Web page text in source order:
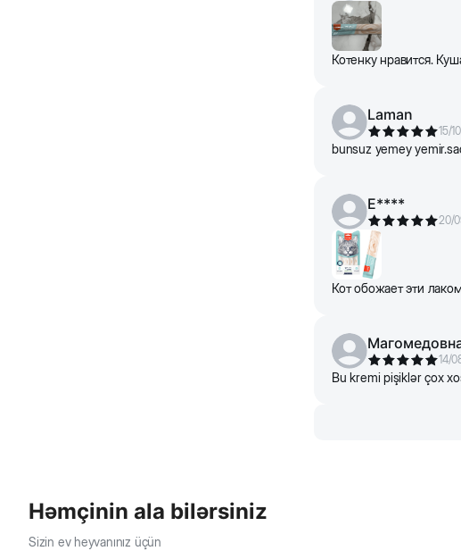
Котенку нравится.
Laman
15/
bunsuz yemey
E****
20/
Кот обожает эти
14/
Bu kremi pişiklər çox
Həmçinin ala bilərsiniz
Sizin ev heyvanınız üçün